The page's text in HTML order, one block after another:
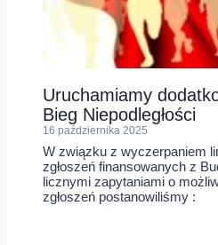
Uruchamiamy
Bieg Niepodległości
16 października 2025
W związku z wyczerpaniem
zgłoszeń finansowanych z
licznymi zapytaniami o
zgłoszeń postanowiliśmy :